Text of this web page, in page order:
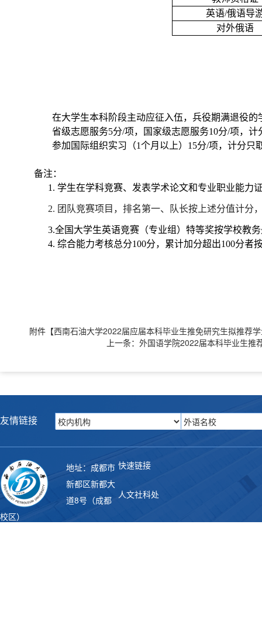
英语/俄语导
对外俄语
在大学生本科阶段主动应征入伍，兵役期满退役的
省级志愿服务5分/项，国家级志愿服务10分/项，
参加国际组织实习（1个月以上）15分/项，计分只
备注：
1. 学生在学科竞赛、发表学术论文和专业职业能力
2. 团队竞赛项目，排名第一、队长按上述分值计分
3.全国大学生英语竞赛（专业组）特等奖按学校教
4. 综合能力考核总分100分，累计加分超出100分者
附件【西南石油大学2022届应届本科毕业生推免研究生拟推荐
上一条： 外国语学院2022届本科毕业生推
友情链接
地址：成都市
新都区新都大
道8号（成都
校区）
快速链接
人文社科处